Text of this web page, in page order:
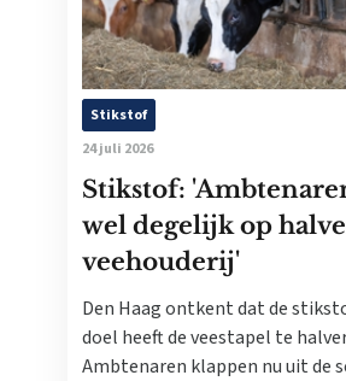
Stikstof
24 juli 2026
Stikstof:
wel degelijk op
veehouderij'
Den Haag ontkent dat de
doel heeft de veestapel te
Ambtenaren klappen nu uit de